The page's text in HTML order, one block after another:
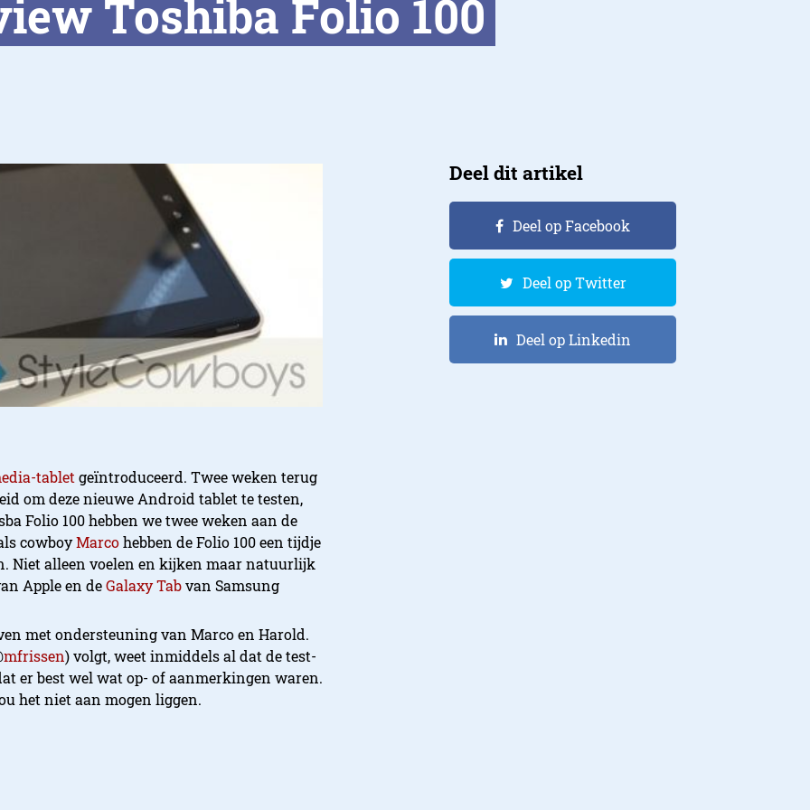
Toshiba Folio 100
tablet geïntroduceerd. Twee weken terug
om deze nieuwe Android tablet te testen,
Folio 100 hebben we twee weken aan de
cowboyMarcohebben de Folio 100 een tijdje
Niet alleen voelen en kijken maar natuurlijk
Apple en deGalaxy Tabvan Samsung
met ondersteuning van Marco en Harold.
mfrissen) volgt, weet inmiddels al dat de test-
er best wel wat op- of aanmerkingen waren.
het niet aan mogen liggen.
Deel dit artikel
Deel op Facebook
Deel op Twitter
Deel op Linkedin